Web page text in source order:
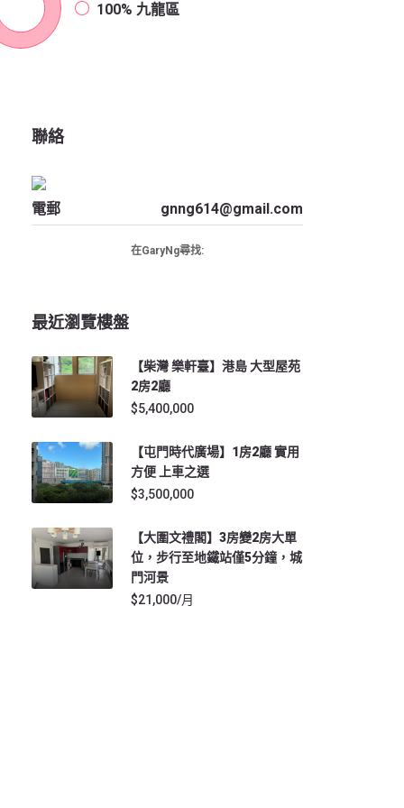
100% 九龍區
聯絡
電郵 gnng614@gmail.com
在GaryNg尋找:
最近瀏覽樓盤
【柴灣 樂軒臺】港島 大型屋苑
2房2廳
$5,400,000
【屯門時代廣場】1房2廳 實用
方便 上車之選
$3,500,000
【大圍文禮閣】3房變2房大單
位，步行至地鐵站僅5分鐘，城
門河景
$21,000/月